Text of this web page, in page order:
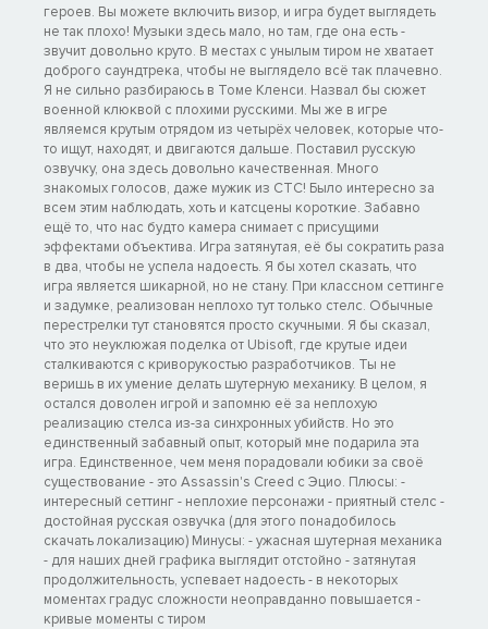
героев. Вы можете включить визор, и игра будет выглядеть
не так плохо! Музыки здесь мало, но там, где она есть -
звучит довольно круто. В местах с унылым тиром не хватает
доброго саундтрека, чтобы не выглядело всё так плачевно.
Я не сильно разбираюсь в Томе Кленси. Назвал бы сюжет
военной клюквой с плохими русскими. Мы же в игре
являемся крутым отрядом из четырёх человек, которые что-
то ищут, находят, и двигаются дальше. Поставил русскую
озвучку, она здесь довольно качественная. Много
знакомых голосов, даже мужик из СТС! Было интересно за
всем этим наблюдать, хоть и катсцены короткие. Забавно
ещё то, что нас будто камера снимает с присущими
эффектами объектива. Игра затянутая, её бы сократить раза
в два, чтобы не успела надоесть. Я бы хотел сказать, что
игра является шикарной, но не стану. При классном сеттинге
и задумке, реализован неплохо тут только стелс. Обычные
перестрелки тут становятся просто скучными. Я бы сказал,
что это неуклюжая поделка от Ubisoft, где крутые идеи
сталкиваются с криворукостью разработчиков. Ты не
веришь в их умение делать шутерную механику. В целом, я
остался доволен игрой и запомню её за неплохую
реализацию стелса из-за синхронных убийств. Но это
единственный забавный опыт, который мне подарила эта
игра. Единственное, чем меня порадовали юбики за своё
существование - это Assassin's Creed с Эцио. Плюсы: -
интересный сеттинг - неплохие персонажи - приятный стелс -
достойная русская озвучка (для этого понадобилось
скачать локализацию) Минусы: - ужасная шутерная механика
- для наших дней графика выглядит отстойно - затянутая
продолжительность, успевает надоесть - в некоторых
моментах градус сложности неоправданно повышается -
кривые моменты с тиром